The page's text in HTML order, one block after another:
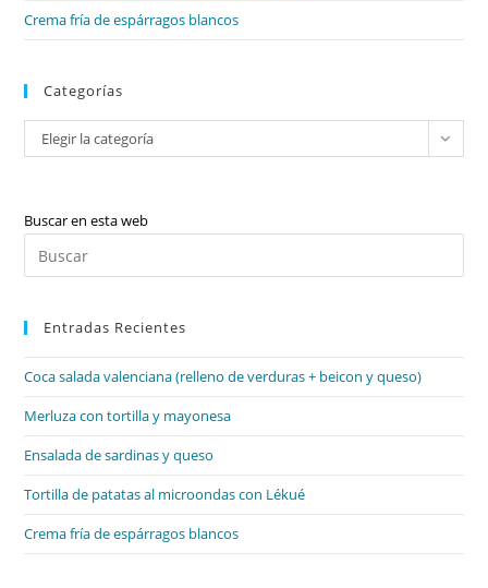
Crema fría de espárragos blancos
Categorías
Categorías
Elegir la categoría
Buscar en esta web
Entradas Recientes
Coca salada valenciana (relleno de verduras + beicon y queso)
Merluza con tortilla y mayonesa
Ensalada de sardinas y queso
Tortilla de patatas al microondas con Lékué
Crema fría de espárragos blancos